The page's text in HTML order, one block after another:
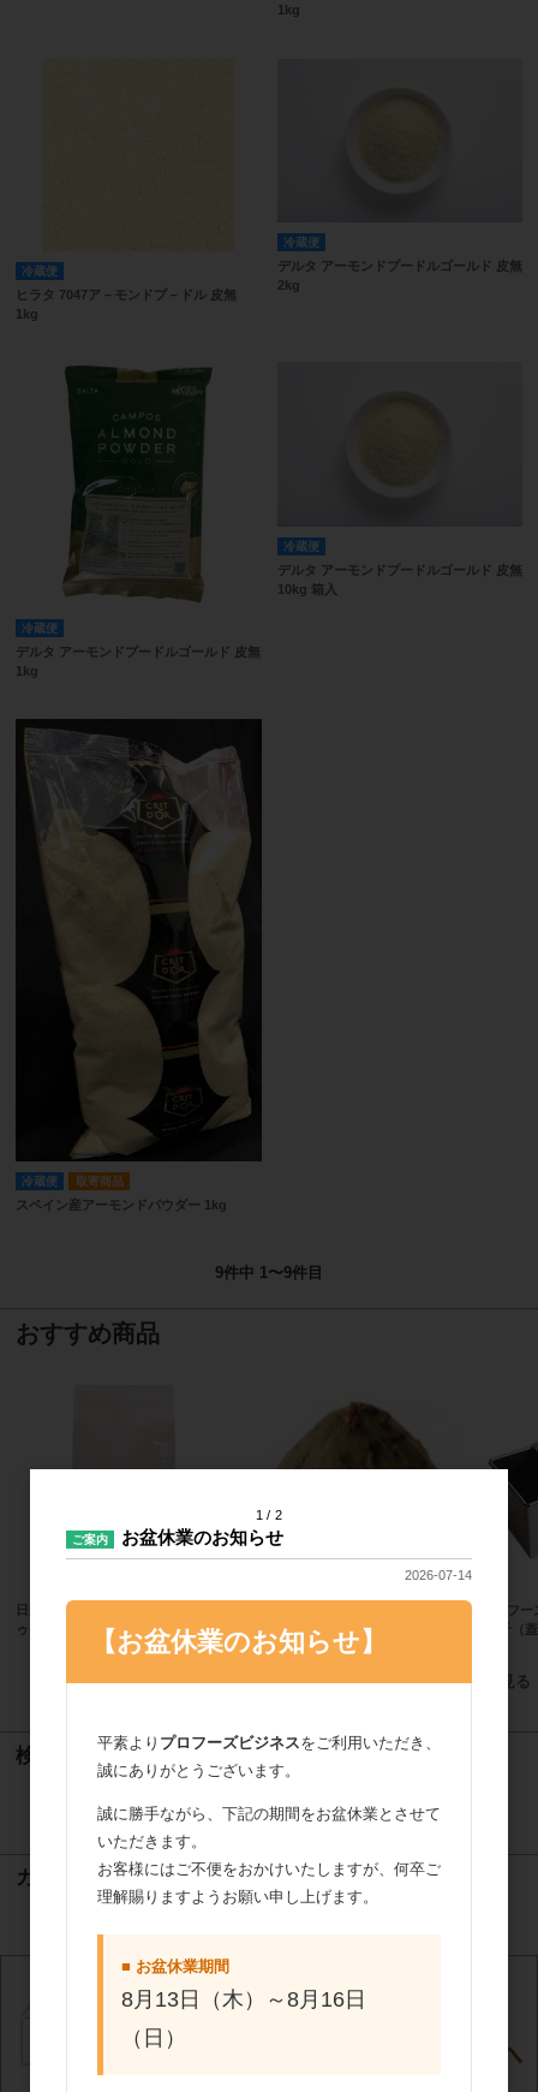
1kg
冷蔵便
ヒラタ 7047ア－モンドプ－ドル 皮無
1kg
冷蔵便
デルタ アーモンドプードルゴールド 皮無
2kg
冷蔵便
デルタ アーモンドプードルゴールド 皮無
1kg
冷蔵便
デルタ アーモンドプードルゴールド 皮無
10kg 箱入
冷蔵便 取寄商品
スペイン産アーモンドパウダー 1kg
9件中 1〜9件目
おすすめ商品
日新化工 NK ショコラ・ヌメロ・ド
ゥ ノワール 3355 5kg
プロフ
1.5斤（
すべてのおすすめ商品を見る
検索
検索
カート
1 2
ご案内 お盆休業のお知らせ
2026-07-14
【お盆休業のお知らせ】
平素より プロフーズビジネスをご利用いただき、
誠にありがとうございます。
誠に勝手ながら、下記の期間をお盆休業とさせて
いただきます。
お客様にはご不便をおかけいたしますが、何卒ご
理解賜りますようお願い申し上げます。
■ お盆休業期間
8月13日（木）～8月16日
（日）